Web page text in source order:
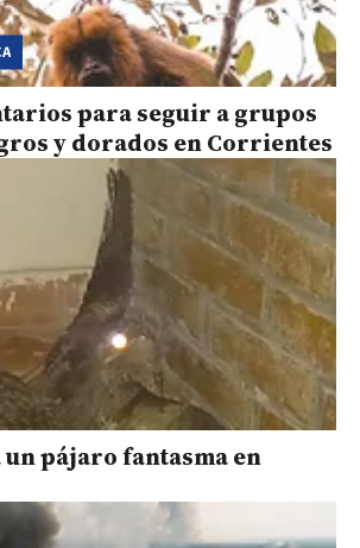
para seguir a grupos
y dorados en Corrientes
pájaro fantasma en